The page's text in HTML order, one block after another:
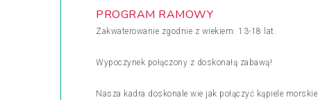
PROGRAM RAMOWY
Zakwaterowanie zgodnie z wiekiem: 13-18 lat.
Wypoczynek połączony z doskonałą zabawą!
Nasza kadra doskonale wie jak połączyć kąpiele